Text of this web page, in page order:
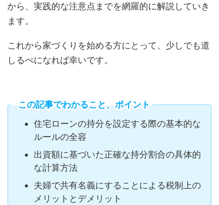
から、実践的な注意点までを網羅的に解説していき
ます。
これから家づくりを始める方にとって、少しでも道
しるべになれば幸いです。
この記事でわかること、ポイント
住宅ローンの持分を設定する際の基本的な
ルールの全容
出資額に基づいた正確な持分割合の具体的
な計算方法
夫婦で共有名義にすることによる税制上の
メリットとデメリット